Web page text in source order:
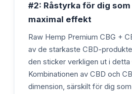
#2: Råstyrka för dig
maximal effekt
Raw Hemp Premium CBG +
av de starkaste CBD-
den sticker verkligen ut i
Kombinationen av CBD och
dimension, särskilt för dig